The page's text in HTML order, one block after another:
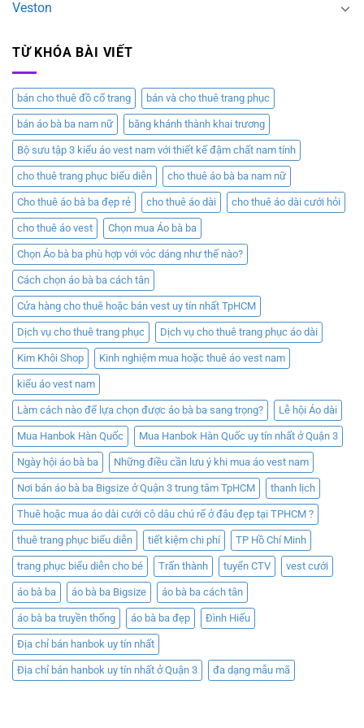
Veston
TỪ KHÓA BÀI VIẾT
bán cho thuê đồ cổ trang bán và cho thuê trang phục
bán áo bà ba nam nữ băng khánh thành khai trương
Bộ sưu tập 3 kiểu áo vest nam với thiết kế đậm chất nam tính
cho thuê trang phục biểu diễn cho thuê áo bà ba nam nữ
Cho thuê áo bà ba đẹp rẻ cho thuê áo dài cho thuê áo dài cưới hỏi
cho thuê áo vest Chọn mua Áo bà ba
Chọn Áo bà ba phù hợp với vóc dáng như thế nào?
Cách chọn áo bà ba cách tân
Cửa hàng cho thuê hoặc bán vest uy tín nhất TpHCM
Dịch vụ cho thuê trang phục Dịch vụ cho thuê trang phục áo dài
Kim Khôi Shop Kinh nghiệm mua hoặc thuê áo vest nam
kiểu áo vest nam
Làm cách nào để lựa chọn được áo bà ba sang trọng? Lễ hội Áo dài
Mua Hanbok Hàn Quốc Mua Hanbok Hàn Quốc uy tín nhất ở Quận 3
Ngày hội áo bà ba Những điều cần lưu ý khi mua áo vest nam
Nơi bán áo bà ba Bigsize ở Quận 3 trung tâm TpHCM thanh lịch
Thuê hoặc mua áo dài cưới cô dâu chú rể ở đâu đẹp tại TPHCM ?
thuê trang phục biểu diễn tiết kiệm chi phí TP Hồ Chí Minh
trang phục biểu diễn cho bé Trấn thành tuyển CTV vest cưới
áo bà ba áo bà ba Bigsize áo bà ba cách tân
áo bà ba truyền thống áo bà ba đẹp Đình Hiếu
Địa chỉ bán hanbok uy tín nhất
Địa chỉ bán hanbok uy tín nhất ở Quận 3 đa dạng mẫu mã